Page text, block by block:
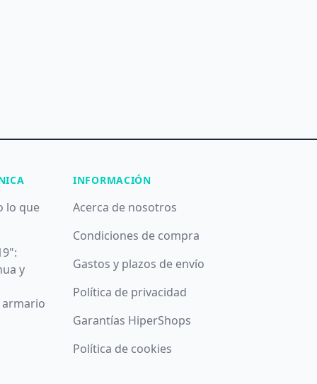
lo que
y
armario
INFORMACIÓN
Acerca de nosotros
Condiciones de compra
Gastos y plazos de envío
Política de privacidad
Garantías HiperShops
Política de cookies